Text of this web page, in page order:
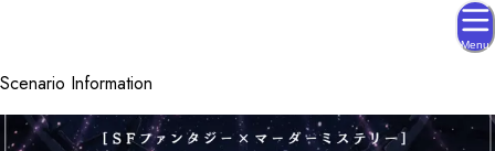
Menu
Scenario Information